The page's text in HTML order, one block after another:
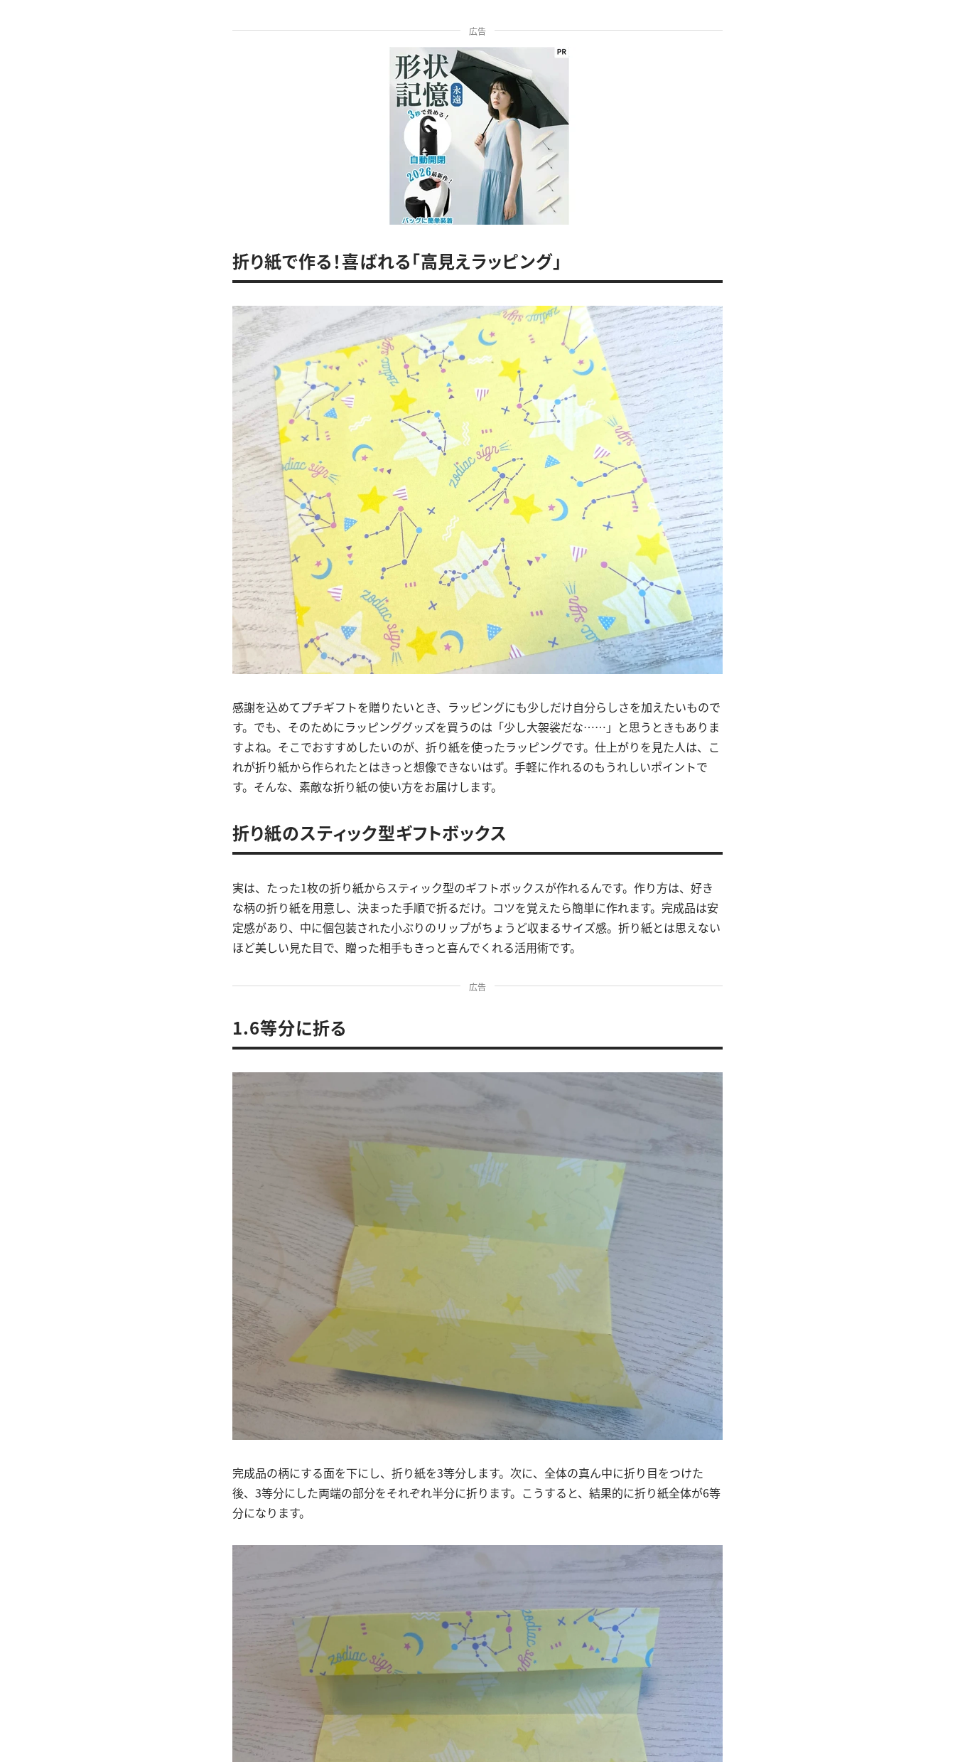
広告
折り紙で作る！喜ばれる「高見えラッピング」
感謝を込めてプチギフトを贈りたいとき、ラッピングにも少しだけ自分らしさを加えたいもので
す。でも、そのためにラッピンググッズを買うのは「少し大袈裟だな……」と思うときもありま
すよね。そこでおすすめしたいのが、折り紙を使ったラッピングです。仕上がりを見た人は、こ
れが折り紙から作られたとはきっと想像できないはず。手軽に作れるのもうれしいポイントで
す。そんな、素敵な折り紙の使い方をお届けします。
折り紙のスティック型ギフトボックス
実は、たった1枚の折り紙からスティック型のギフトボックスが作れるんです。作り方は、好き
な柄の折り紙を用意し、決まった手順で折るだけ。コツを覚えたら簡単に作れます。完成品は安
定感があり、中に個包装された小ぶりのリップがちょうど収まるサイズ感。折り紙とは思えない
ほど美しい見た目で、贈った相手もきっと喜んでくれる活用術です。
広告
1.6等分に折る
完成品の柄にする面を下にし、折り紙を3等分します。次に、全体の真ん中に折り目をつけた
後、3等分にした両端の部分をそれぞれ半分に折ります。こうすると、結果的に折り紙全体が6等
分になります。